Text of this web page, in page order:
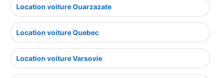
Location voiture Ouarzazate
Location voiture Quebec
Location voiture Varsovie